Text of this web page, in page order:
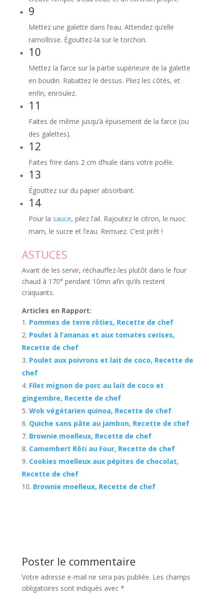
9
Mettez une galette dans l’eau. Attendez qu’elle
ramollisse. Égouttez-la sur le torchon.
10
Mettez la farce sur la partie supérieure de la galette
en boudin. Rabattez le dessus. Pliez les côtés, et
enfin, enroulez.
11
Faites de même jusqu’à épuisement de la farce (ou
des galettes).
12
Faites frire dans 2 cm d’huile dans votre poêle.
13
Égouttez sur du papier absorbant.
14
Pour la sauce, pilez l’ail. Rajoutez le citron, le nuoc
mam, le sucre et l’eau. Remuez. C’est prêt !
ASTUCES
Avant de les servir, réchauffez-les plutôt dans le four
chaud à 170° pendant 10mn afin qu’ils restent
craquants.
Articles en Rapport:
Pommes de terre rôties, Recette de chef
Poulet à l’ananas et aux tomates cerises,
Recette de chef
Poulet aux poivrons et lait de coco, Recette de
chef
Filet mignon de porc au lait de coco et
gingembre, Recette de chef
Wok végétarien quinoa, Recette de chef
Quiche sans pâte au jambon, Recette de chef
Brownie moelleux, Recette de chef
Camembert Rôti au Four, Recette de chef
Cookies moelleux aux pépites de chocolat,
Recette de chef
Brownie moelleux, Recette de chef
Poster le commentaire
Votre adresse e-mail ne sera pas publiée. Les champs
obligatoires sont indiqués avec *